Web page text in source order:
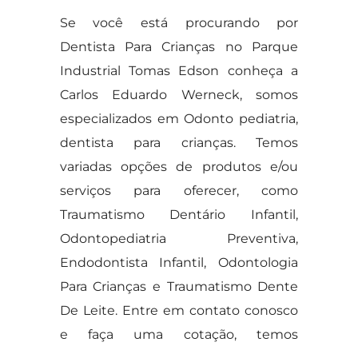
Se você está procurando por
Dentista Para Crianças no Parque
Industrial Tomas Edson conheça a
Carlos Eduardo Werneck, somos
especializados em Odonto pediatria,
dentista para crianças. Temos
variadas opções de produtos e/ou
serviços para oferecer, como
Traumatismo Dentário Infantil,
Odontopediatria Preventiva,
Endodontista Infantil, Odontologia
Para Crianças e Traumatismo Dente
De Leite. Entre em contato conosco
e faça uma cotação, temos